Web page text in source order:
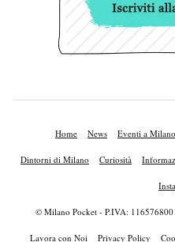
Home News Eventi a Milano
Dintorni di Milano Curiosità
© Milano Pocket - P.IVA:
Lavora con Noi Privacy Policy